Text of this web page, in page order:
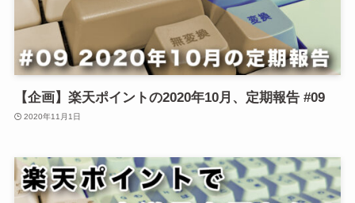
【企画】楽天ポイントの2020年10月、定期報告 #09
2020年11月1日